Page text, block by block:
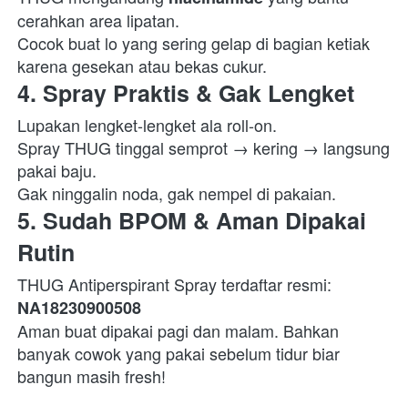
cerahkan area lipatan.
Cocok buat lo yang sering gelap di bagian ketiak
karena gesekan atau bekas cukur.
4. Spray Praktis & Gak Lengket
Lupakan lengket-lengket ala roll-on.
Spray THUG tinggal semprot → kering → langsung
pakai baju.
Gak ninggalin noda, gak nempel di pakaian.
5. Sudah BPOM & Aman Dipakai
Rutin
NA18230900508
Aman buat dipakai pagi dan malam. Bahkan
banyak cowok yang pakai sebelum tidur biar
bangun masih fresh!